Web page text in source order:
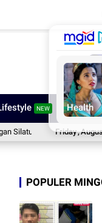
NEW Health
Friday,
Kapolres yang Baru
POPULER